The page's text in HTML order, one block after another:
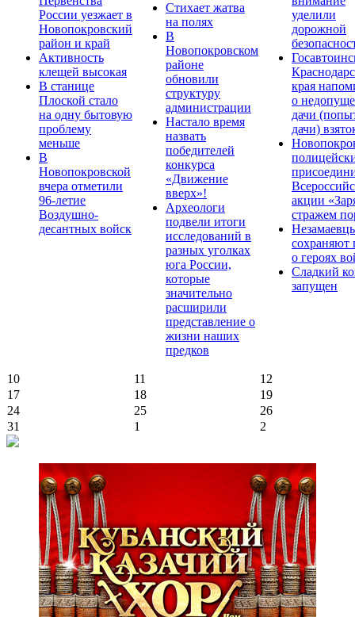
России уезжает в
Новопокровский
район и край
Активность
клещей высокая
В станице
Плоской стало
на одну бытовую
проблему
меньше
В
Новопокровской
вчера отметили
96-летие
Воздушно-
десантных войск
Стихает жатва
на полях
В
Новопокровском
районе
обновили
структуру
администрации
Настало время
назвать
победителей
конкурса
«Движение
вверх»!
Археологи
подвели итоги
исследований в
разных уголках
юга России,
которые
значительно
расширили
представление о
жизни наших
предков
уделили
дорожной
края
о
дачи
дачи)
акции
стражем
сохраняют
о героях
Сладкий
запущен
10 11
12
17
18
19
24
25
26
31
1 2